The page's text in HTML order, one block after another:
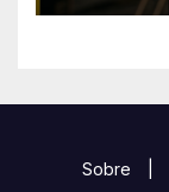
Sobre